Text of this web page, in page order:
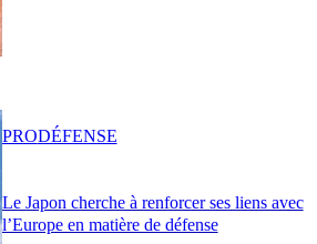
Le Japon cherche à renforcer ses liens avec
l’Europe en matière de défense
PRODÉFENSE